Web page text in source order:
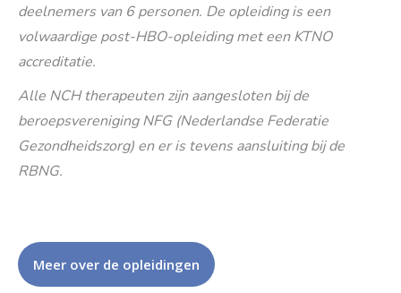
deelnemers van 6 personen. De opleiding is een
volwaardige post-HBO-opleiding met een KTNO
accreditatie.
Alle NCH therapeuten zijn aangesloten bij de
beroepsvereniging NFG (Nederlandse Federatie
Gezondheidszorg) en er is tevens aansluiting bij de
RBNG.
Meer over de opleidingen